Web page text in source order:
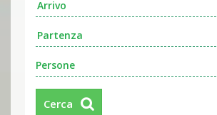
Persone
Cerca